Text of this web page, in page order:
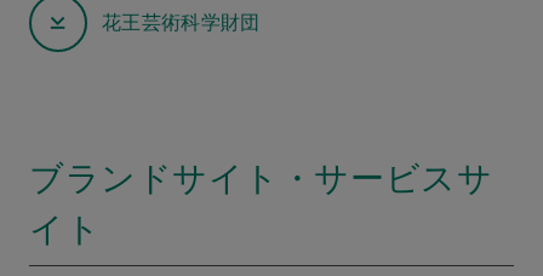
花王芸術科学財団
ブランドサイト・サービスサ
イト